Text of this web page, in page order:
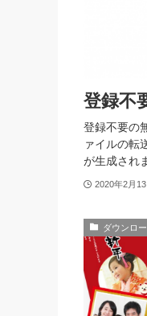
登録不
登録不要の
ァイルの転
が生成され
2020年2月13
ダウンロ